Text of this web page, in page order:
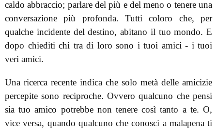
caldo abbraccio; parlare del più e del meno o tenere una
conversazione più profonda. Tutti coloro che, per
qualche incidente del destino, abitano il tuo mondo. E
dopo chiediti chi tra di loro sono i tuoi amici - i tuoi
veri amici.
Una ricerca recente indica che solo metà delle amicizie
percepite sono reciproche. Ovvero qualcuno che pensi
sia tuo amico potrebbe non tenere così tanto a te. O,
vice versa, quando qualcuno che conosci a malapena ti